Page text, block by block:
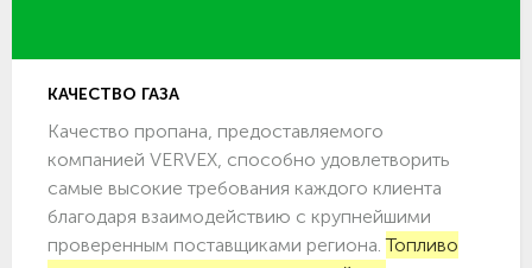
КАЧЕСТВО ГАЗА
Качество пропана, предоставляемого
компанией VERVEX, способно удовлетворить
самые высокие требования каждого клиента
благодаря взаимодействию с крупнейшими
проверенным поставщиками региона.Топливо